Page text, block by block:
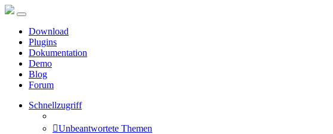
Download
Plugins
Dokumentation
Demo
Blog
Forum
Schnellzugriff
Unbeantwortete Themen